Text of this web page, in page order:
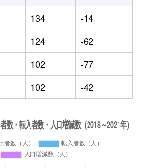
134
-14
124
-62
102
-77
102 -42